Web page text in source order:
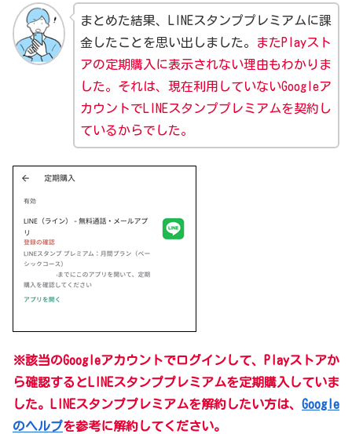
まとめた結果、LINEスタンププレミアムに課
金したことを思い出しました。
またPlayスト
アの定期購入に表示されない理由もわかりま
した。それは、現在利用していないGoogleア
カウントでLINEスタンププレミアムを契約し
ているからでした。
※該当のGoogleアカウントでログインして、Playストアか
ら確認するとLINEスタンププレミアムを定期購入していま
した。LINEスタンププレミアムを解約したい方は、 Google
のヘルプを参考に解約してください。